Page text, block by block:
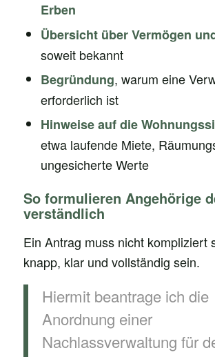
Erben
Übersicht über Vermögen
soweit bekannt
Begründung, warum eine
erforderlich ist
Hinweise auf die
etwa laufende Miete,
ungesicherte Werte
So formulieren Angehörige
verständlich
Ein Antrag muss nicht kompliziert
knapp, klar und vollständig sein.
Hiermit beantrage ich die
Anordnung einer
Nachlassverwaltung für